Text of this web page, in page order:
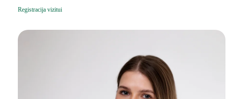
Registracija vizitui